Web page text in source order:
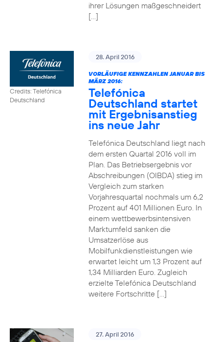
ihrer Lösungen maßgeschneidert
[…]
Credits: Telefónica
Deutschland
28. April 2016
VORLÄUFIGE KENNZAHLEN JANUAR BIS
MÄRZ 2016:
Telefónica
Deutschland startet
mit Ergebnisanstieg
ins neue Jahr
Telefónica Deutschland liegt nach
dem ersten Quartal 2016 voll im
Plan. Das Betriebsergebnis vor
Abschreibungen (OIBDA) stieg im
Vergleich zum starken
Vorjahresquartal nochmals um 6,2
Prozent auf 401 Millionen Euro. In
einem wettbewerbsintensiven
Marktumfeld sanken die
Umsatzerlöse aus
Mobilfunkdienstleistungen wie
erwartet leicht um 1,3 Prozent auf
1,34 Milliarden Euro. Zugleich
erzielte Telefónica Deutschland
weitere Fortschritte […]
27. April 2016